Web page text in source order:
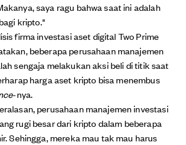
saya ragu bahwa saat ini adalah
kripto."
firma investasi aset digital Two Prime
beberapa perusahaan manajemen
sengaja melakukan aksi beli di titik saat
harga aset kripto bisa menembus
-nya.
perusahaan manajemen investasi
rugi besar dari kripto dalam beberapa
Sehingga, mereka mau tak mau harus